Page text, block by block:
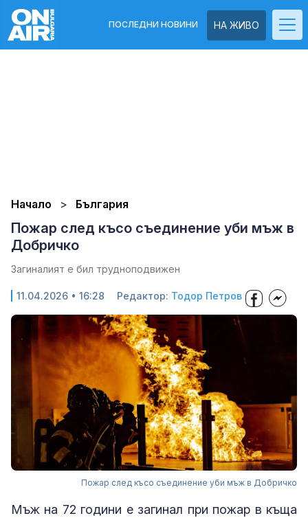
НА ЖИВО
ПОСЛЕДНИ НОВИНИ
Начало България
Пожар след късо съединение уби мъж в
Добричко
Загиналият е бил трудноподвижен
11.04.2026 • 16:28 Редактор: Тодор Петров
Пожар след късо съединение уби мъж в Добричко
Мъж на 72 години е загинал при пожар в къща